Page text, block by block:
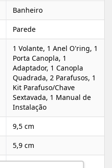
Banheiro
Parede
1 Volante, 1 Anel O'ring, 1
Porta Canopla, 1
Adaptador, 1 Canopla
Quadrada, 2 Parafusos, 1
Kit Parafuso/Chave
Sextavada, 1 Manual de
Instalação
9,5 cm
5,9 cm
7 cm